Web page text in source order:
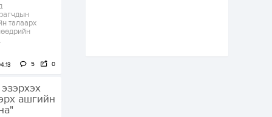
талаарх
5 0
ашгийн